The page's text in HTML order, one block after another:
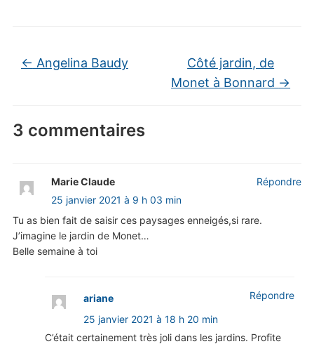
← Angelina Baudy
Côté jardin, de
Monet à Bonnard →
3 commentaires
Marie Claude
25 janvier 2021 à 9 h 03 min
Tu as bien fait de saisir ces paysages enneigés,si rare.
J’imagine le jardin de Monet…
Belle semaine à toi
Répondre
ariane
25 janvier 2021 à 18 h 20 min
C’était certainement très joli dans les jardins. Profite
Répondre